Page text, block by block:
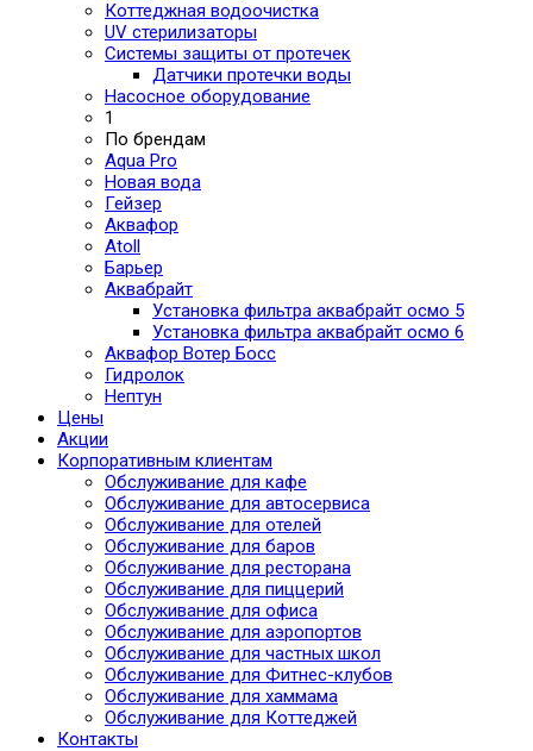
Коттеджная водоочистка
UV стерилизаторы
Системы защиты от протечек
Датчики протечки воды
Насосное оборудование
1
По брендам
Aqua Pro
Новая вода
Гейзер
Аквафор
Atoll
Барьер
Аквабрайт
Установка фильтра аквабрайт осмо 5
Установка фильтра аквабрайт осмо 6
Аквафор Вотер Босс
Гидролок
Нептун
Цены
Акции
Корпоративным клиентам
Обслуживание для кафе
Обслуживание для автосервиса
Обслуживание для отелей
Обслуживание для баров
Обслуживание для ресторана
Обслуживание для пиццерий
Обслуживание для офиса
Обслуживание для аэропортов
Обслуживание для частных школ
Обслуживание для Фитнес-клубов
Обслуживание для хаммама
Обслуживание для Коттеджей
Контакты